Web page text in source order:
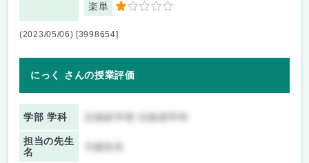
楽単 1
(2023/05/06) [3998654]
にっく さんの授業評価
学部 学科 法政経学部 法政経学科
担当の先生
名
大鋸先生